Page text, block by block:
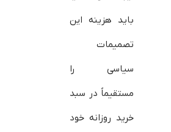
باید هزینه این
تصمیمات
سیاسی را
مستقیماً در سبد
خرید روزانه خود